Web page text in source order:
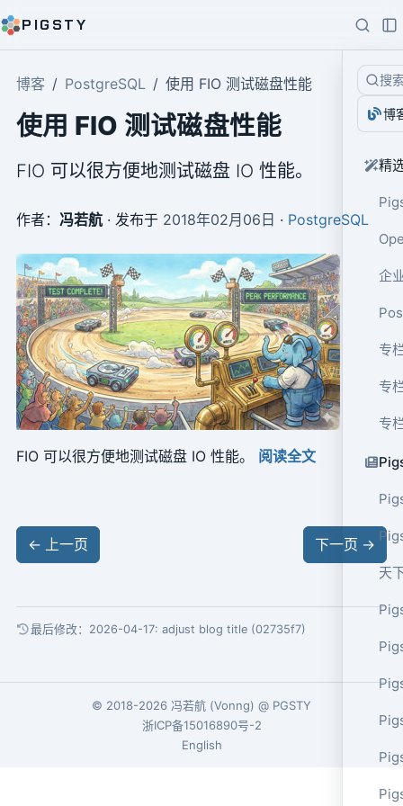
PIGSTY
搜
博
精
企
专
专
专
天
博客 PostgreSQL 使用 FIO 测试磁盘性能
使用 FIO 测试磁盘性能
FIO 可以很方便地测试磁盘 IO 性能。
作者： 冯若航· 发布于 2018年02月06日 · PostgreSQL
FIO 可以很方便地测试磁盘 IO 性能。 阅读全文
← 上一页 下一页 →
最后修改：2026-04-17: adjust blog title (02735f7)
© 2018-2026 冯若航 (Vonng) @ PGSTY
浙ICP备15016890号-2
English